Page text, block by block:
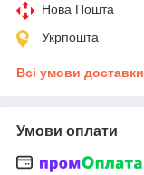
Нова Пошта
Укрпошта
Всі умови доставки
Умови оплати